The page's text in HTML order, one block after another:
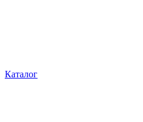
Каталог